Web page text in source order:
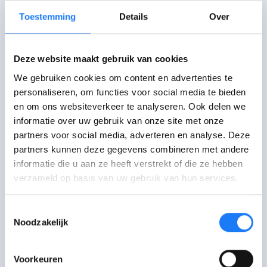
Toestemming Details Over
Deze website maakt gebruik van cookies
We gebruiken cookies om content en advertenties te
personaliseren, om functies voor social media te bieden
en om ons websiteverkeer te analyseren. Ook delen we
informatie over uw gebruik van onze site met onze
partners voor social media, adverteren en analyse. Deze
partners kunnen deze gegevens combineren met andere
informatie die u aan ze heeft verstrekt of die ze hebben
verzameld op basis van uw gebruik van hun services.
Noodzakelijk
Voorkeuren
racistisch zegt, enkel omdat diete
weinig kennis
heeft? Vraag zo rustig
mogelijk of die de uitspraak kan
bewijzen.
Vergeet niet:van mening veranderen
vraagt tijd. Soms heeft het meer zin om
met jullie twee verder te praten op een
rustiger moment.
Reageerde jij al eens op racisme?
ORBIT vzw en Avansa Oost-Brabant